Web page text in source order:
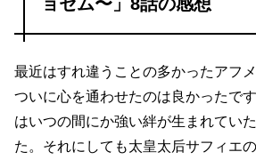
最近はすれ違うことの多かったアフ
ついに心を通わせたのは良かったで
はいつの間にか強い絆が生まれてい
た。それにしても太皇太后サフィエ